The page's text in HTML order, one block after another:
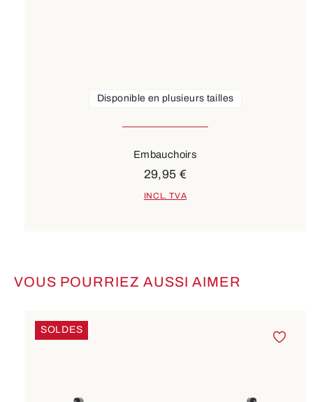
Disponible en plusieurs tailles
Embauchoirs
29,95 €
INCL. TVA
Ignorer la galerie de produits
VOUS POURRIEZ AUSSI AIMER
SOLDES